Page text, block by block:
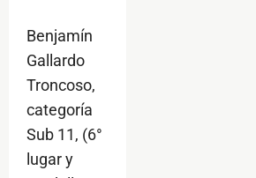
Benjamín
Gallardo
Troncoso,
categoría
Sub 11, (6°
lugar y